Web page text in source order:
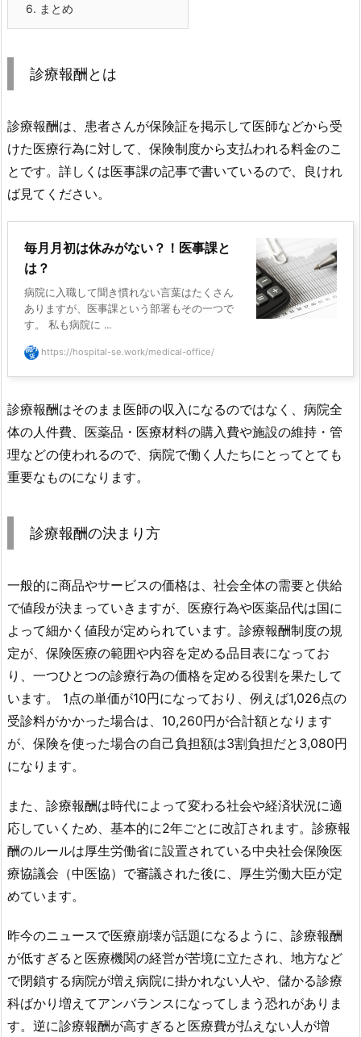
6. まとめ
診療報酬とは
診療報酬は、患者さんが保険証を掲示して医師などから受
けた医療行為に対して、保険制度から支払われる料金のこ
とです。詳しくは医事課の記事で書いているので、良けれ
ば見てください。
毎月月初は休みがない？！医事課と
は？
病院に入職して聞き慣れない言葉はたくさん
ありますが、医事課という部署もその一つで
す。 私も病院に ...
https://hospital-se.work/medical-office/
診療報酬はそのまま医師の収入になるのではなく、病院全
体の人件費、医薬品・医療材料の購入費や施設の維持・管
理などの使われるので、病院で働く人たちにとってとても
重要なものになります。
診療報酬の決まり方
一般的に商品やサービスの価格は、社会全体の需要と供給
で値段が決まっていきますが、医療行為や医薬品代は国に
よって細かく値段が定められています。診療報酬制度の規
定が、保険医療の範囲や内容を定める品目表になってお
り、一つひとつの診療行為の価格を定める役割を果たして
います。 1点の単価が10円になっており、例えば1,026点の
受診料がかかった場合は、10,260円が合計額となります
が、保険を使った場合の自己負担額は3割負担だと3,080円
になります。
また、診療報酬は時代によって変わる社会や経済状況に適
応していくため、基本的に2年ごとに改訂されます。診療報
酬のルールは厚生労働省に設置されている中央社会保険医
療協議会（中医協）で審議された後に、厚生労働大臣が定
めています。
昨今のニュースで医療崩壊が話題になるように、診療報酬
が低すぎると医療機関の経営が苦境に立たされ、地方など
で閉鎖する病院が増え病院に掛かれない人や、儲かる診療
科ばかり増えてアンバランスになってしまう恐れがありま
す。逆に診療報酬が高すぎると医療費が払えない人が増